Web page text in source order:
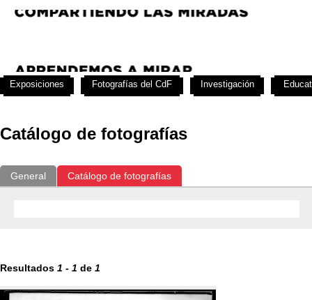
Catálogo de fotografías
General Catálogo de fotografías
Resultados 1 - 1 de 1
Exposiciones Fotografías del CdF Investigación